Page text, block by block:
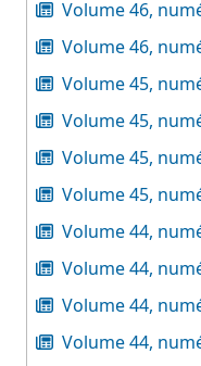
Volume 46,
Volume 46,
Volume 45,
Volume 45,
Volume 45,
Volume 45,
Volume 44,
Volume 44,
Volume 44,
Volume 44,